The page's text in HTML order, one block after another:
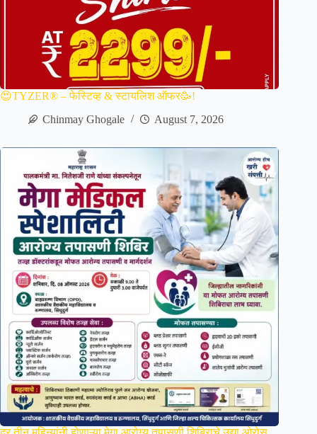
😍TYZER® – फेस्टिव्ह & स्टायलिश ऑफर🥳!
Chinmay Ghogale
August 7, 2026